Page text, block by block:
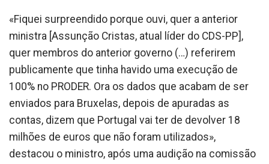
«Fiquei surpreendido porque ouvi, quer a anterior
ministra [Assunção Cristas, atual líder do CDS-PP],
quer membros do anterior governo (…) referirem
publicamente que tinha havido uma execução de
100% no PRODER. Ora os dados que acabam de ser
enviados para Bruxelas, depois de apuradas as
contas, dizem que Portugal vai ter de devolver 18
milhões de euros que não foram utilizados»,
destacou o ministro, após uma audição na comissão